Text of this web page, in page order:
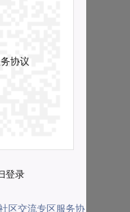
协议
登录
区交流专区服务协